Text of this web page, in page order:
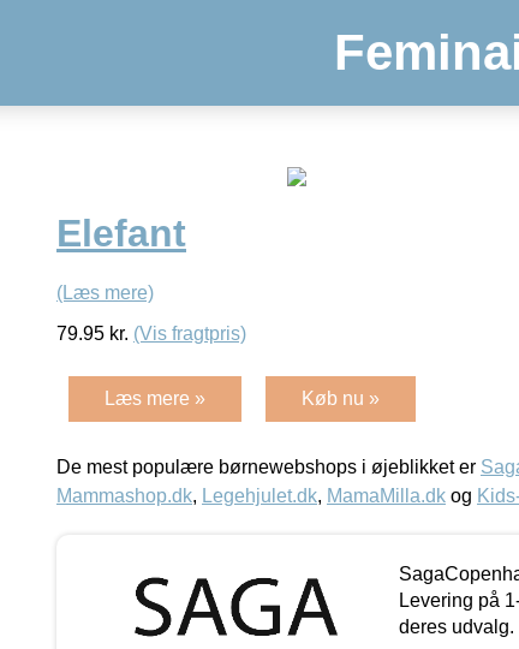
Elefant
(Læs mere)
79.95 kr. (Vis fragtpris)
Læs mere » Køb nu »
De mest populære børnewebshops i øjeblikket er
Mammashop.dk, Legehjulet.dk, MamaMilla.dk og
Levering på
deres udvalg.